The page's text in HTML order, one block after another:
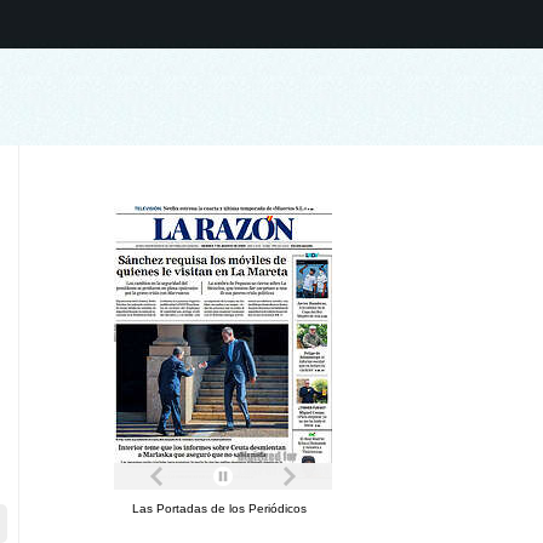
Las Portadas de los Periódicos